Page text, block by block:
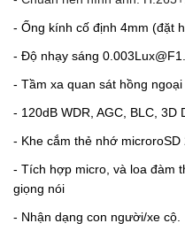
- Ống kính cố định 4mm (đặt
- Độ nhạy sáng
- Tầm xa quan sát hồng ngoại
- 120dB WDR, AGC, BLC, 3D
- Khe cắm thẻ nhớ microroSD
- Tích hợp micro, và loa đàm
giọng nói
- Nhận dạng con người/xe cộ.